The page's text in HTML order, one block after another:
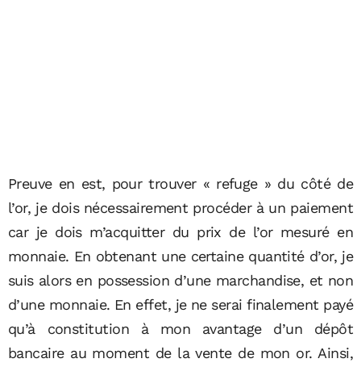
Preuve en est, pour trouver « refuge » du côté de
l’or, je dois nécessairement procéder à un paiement
car je dois m’acquitter du prix de l’or mesuré en
monnaie. En obtenant une certaine quantité d’or, je
suis alors en possession d’une marchandise, et non
d’une monnaie. En effet, je ne serai finalement payé
qu’à constitution à mon avantage d’un dépôt
bancaire au moment de la vente de mon or. Ainsi,